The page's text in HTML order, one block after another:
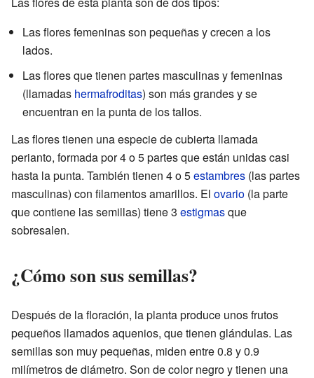
Las flores femeninas son pequeñas y crecen a los
lados.
Las flores que tienen partes masculinas y femeninas
(llamadas hermafroditas) son más grandes y se
encuentran en la punta de los tallos.
Las flores tienen una especie de cubierta llamada
perianto, formada por 4 o 5 partes que están unidas casi
hasta la punta. También tienen 4 o 5estambres (las partes
masculinas) con filamentos amarillos. El ovario (la parte
que contiene las semillas) tiene 3 estigmasque
sobresalen.
¿Cómo son sus semillas?
Después de la floración, la planta produce unos frutos
pequeños llamados aquenios, que tienen glándulas. Las
semillas son muy pequeñas, miden entre 0.8 y 0.9
milímetros de diámetro. Son de color negro y tienen una